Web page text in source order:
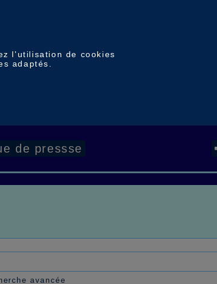
l'utilisation de cookies
adaptés.
de pressse
avancée